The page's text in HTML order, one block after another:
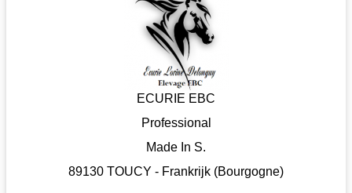
ECURIE EBC
Professional
Made In S.
89130 TOUCY - Frankrijk (Bourgogne)